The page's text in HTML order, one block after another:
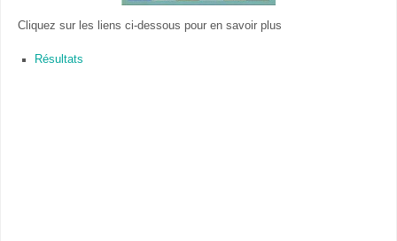
Cliquez sur les liens ci-dessous pour en savoir plus
Résultats